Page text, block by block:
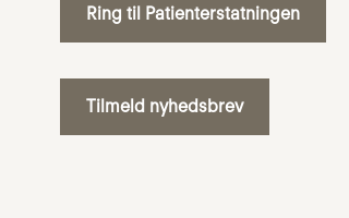
Ring til Patienterstatningen
Tilmeld nyhedsbrev